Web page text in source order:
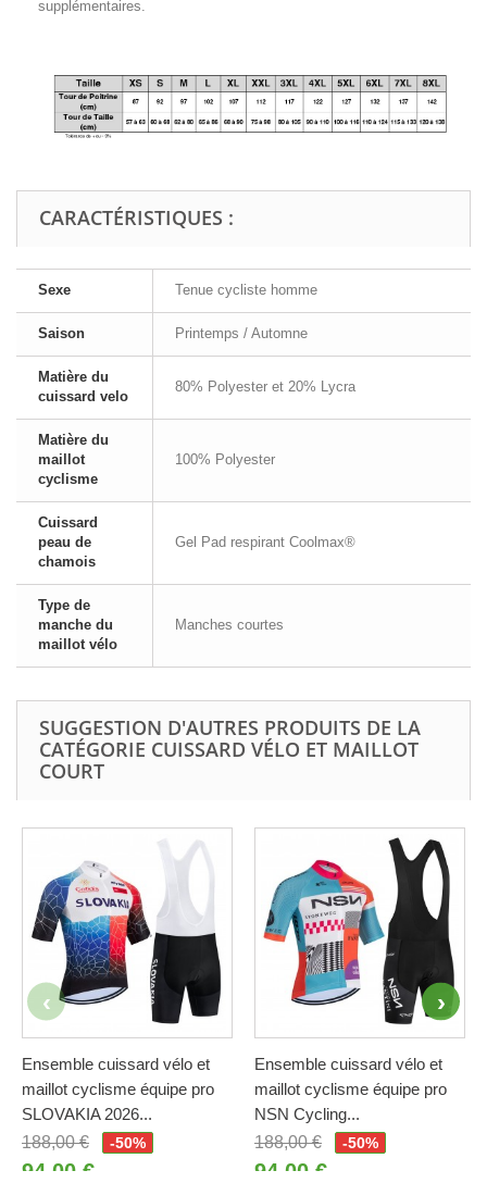
supplémentaires.
CARACTÉRISTIQUES :
Sexe Tenue cycliste homme
Saison Printemps / Automne
Matière du
cuissard velo
80% Polyester et 20% Lycra
Matière du
maillot
cyclisme
100% Polyester
Cuissard
peau de
chamois
Gel Pad respirant Coolmax®
Type de
manche du
maillot vélo
Manches courtes
SUGGESTION D'AUTRES PRODUITS DE LA
CATÉGORIE CUISSARD VÉLO ET MAILLOT
COURT
Ensemble cuissard vélo et
maillot cyclisme équipe pro
SLOVAKIA 2026...
188,00 €
-50%
94,00 €
Ensemble cuissard vélo et
maillot cyclisme équipe pro
NSN Cycling...
188,00 €
-50%
94,00 €